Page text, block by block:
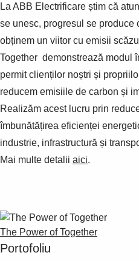
Shopping list preview
0
La ABB Electrificare știm că
se unesc, progresul se produce
obținem un viitor cu emisii
Together demonstrează modul
permit clienților noștri și
reducem emisiile de carbon și
Realizăm acest lucru prin
îmbunătățirea eficienței
industrie, infrastructură și
Mai multe detalii aici.
The Power of Together
Portofoliu